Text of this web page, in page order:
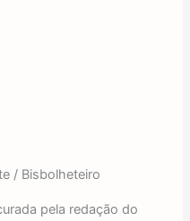
/ Bisbolheteiro
pela redação do